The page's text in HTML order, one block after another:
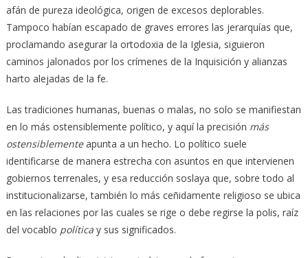
afán de pureza ideológica, origen de excesos deplorables.
Tampoco habían escapado de graves errores las jerarquías que,
proclamando asegurar la ortodoxia de la Iglesia, siguieron
caminos jalonados por los crímenes de la Inquisición y alianzas
harto alejadas de la fe.
Las tradiciones humanas, buenas o malas, no solo se manifiestan
en lo más ostensiblemente político, y aquí la precisión más
ostensiblementeapunta a un hecho. Lo político suele
identificarse de manera estrecha con asuntos en que intervienen
gobiernos terrenales, y esa reducción soslaya que, sobre todo al
institucionalizarse, también lo más ceñidamente religioso se ubica
en las relaciones por las cuales se rige o debe regirse la polis, raíz
del vocablo políticay sus significados.